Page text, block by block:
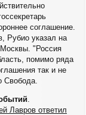
соглашение.
Рубио указал на
Москвы. "Россия
помимо ряда
так и не
Свобода.
Лавров ответил